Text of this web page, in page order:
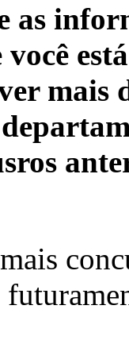
as
você
mais